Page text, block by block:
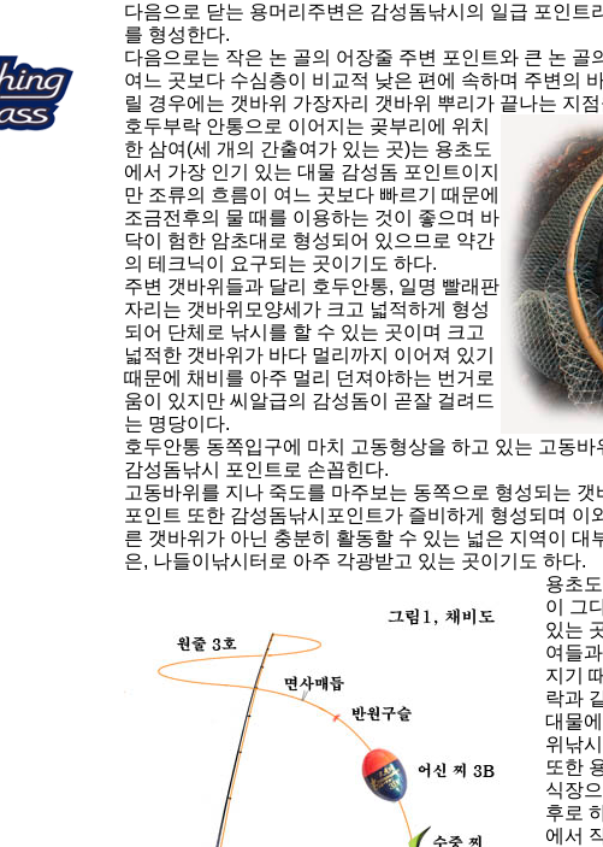
다음으로 닫는 용머리주변은 감성돔낚시의 일급 포인트
를 형성한다.
다음으로는 작은 논 골의 어장줄 주변 포인트와 큰 논 골
여느 곳보다 수심층이 비교적 낮은 편에 속하며 주변의
릴 경우에는 갯바위 가장자리 갯바위 뿌리가 끝나는 지
호두부락 안통으로 이어지는 곶부리에 위치
한 삼여(세 개의 간출여가 있는 곳)는 용초도
에서 가장 인기 있는 대물 감성돔 포인트이지
만 조류의 흐름이 여느 곳보다 빠르기 때문에
조금전후의 물 때를 이용하는 것이 좋으며 바
닥이 험한 암초대로 형성되어 있으므로 약간
의 테크닉이 요구되는 곳이기도 하다.
주변 갯바위들과 달리 호두안통, 일명 빨래판
자리는 갯바위모양세가 크고 넓적하게 형성
되어 단체로 낚시를 할 수 있는 곳이며 크고
넓적한 갯바위가 바다 멀리까지 이어져 있기
때문에 채비를 아주 멀리 던져야하는 번거로
움이 있지만 씨알급의 감성돔이 곧잘 걸려드
는 명당이다.
호두안통 동쪽입구에 마치 고동형상을 하고 있는 고동
감성돔낚시 포인트로 손꼽힌다.
고동바위를 지나 죽도를 마주보는 동쪽으로 형성되는
포인트 또한 감성돔낚시포인트가 즐비하게 형성되며 이
른 갯바위가 아닌 충분히 활동할 수 있는 넓은 지역이 대
은, 나들이낚시터로 아주 각광받고 있는 곳이기도 하다.
용초
이 그
있는
여들
지기
락과
대물
위낚
또한
식장
후로
에서